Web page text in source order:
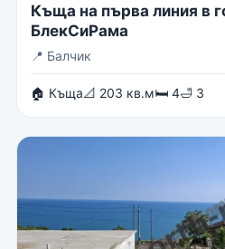
Къща на първа линия в
БлекСиРама
📍 Балчик
🏠 Къща📐 203 кв.м🛏 4🛁 3